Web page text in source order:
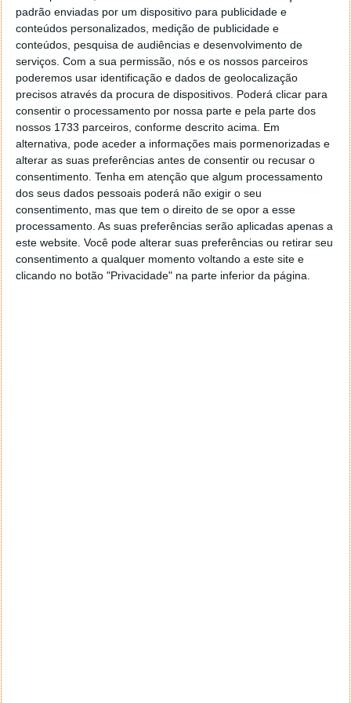
padrão enviadas por um dispositivo para publicidade e
conteúdos personalizados, medição de publicidade e
conteúdos, pesquisa de audiências e desenvolvimento de
serviços. Com a sua permissão, nós e os nossos parceiros
poderemos usar identificação e dados de geolocalização
precisos através da procura de dispositivos. Poderá clicar para
consentir o processamento por nossa parte e pela parte dos
nossos 1733 parceiros, conforme descrito acima. Em
alternativa, pode aceder a informações mais pormenorizadas e
alterar as suas preferências antes de consentir ou recusar o
consentimento. Tenha em atenção que algum processamento
dos seus dados pessoais poderá não exigir o seu
consentimento, mas que tem o direito de se opor a esse
processamento. As suas preferências serão aplicadas apenas a
este website. Você pode alterar suas preferências ou retirar seu
consentimento a qualquer momento voltando a este site e
clicando no botão "Privacidade" na parte inferior da página.